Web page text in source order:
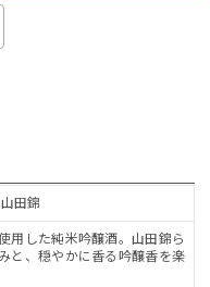
田錦
用した純米吟醸酒。山田錦ら
と、穏やかに香る吟醸香を楽